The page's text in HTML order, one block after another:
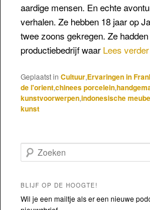
aardige mensen. En echte
verhalen. Ze hebben 18 jaar op
twee zoons gekregen. Ze
productiebedrijf waar Lees verder
Geplaatst in Cultuur,Ervaringen in
de l'orient,chinees porcelein,
kunstvoorwerpen,indonesische
kunst
Zoeken
BLIJF OP DE HOOGTE!
Wil je een mailtje als er een nieuwe